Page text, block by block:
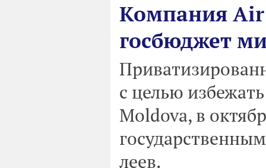
Компания Air
госбюджет
с целью
Moldova, в
леев.